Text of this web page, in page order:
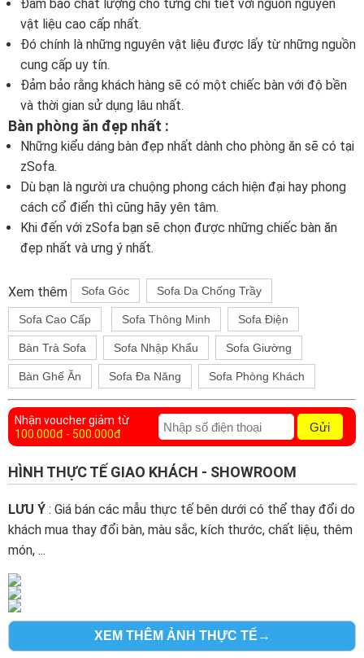
Đảm bảo chất lượng cho từng chi tiết với nguồn nguyên
vật liệu cao cấp nhất.
Đó chính là những nguyên vật liệu được lấy từ những nguồn
cung cấp uy tín.
Đảm bảo rằng khách hàng sẽ có một chiếc bàn với độ bền
và thời gian sử dụng lâu nhất.
Bàn phòng ăn đẹp nhất :
Những kiểu dáng bàn đẹp nhất dành cho phòng ăn sẽ có tại
zSofa.
Dù bạn là người ưa chuộng phong cách hiện đại hay phong
cách cổ điển thì cũng hãy yên tâm.
Khi đến với zSofa bạn sẽ chọn được những chiếc bàn ăn
đẹp nhất và ưng ý nhất.
Xem thêm Sofa Góc Sofa Da Chống Trầy
Sofa Cao Cấp Sofa Thông Minh Sofa Điện
Bàn Trà Sofa Sofa Nhập Khẩu Sofa Giường
Bàn Ghế Ăn Sofa Đa Năng Sofa Phòng Khách
Nhận voucher giảm từ
100.000đ - 500.000đ
Gửi
HÌNH THỰC TẾ GIAO KHÁCH - SHOWROOM
LƯU Ý : Giá bán các mẫu thực tế bên dưới có thể thay đổi do
khách mua thay đổi bàn, màu sắc, kích thước, chất liệu, thêm
món, ...
XEM THÊM ẢNH THỰC TẾ→